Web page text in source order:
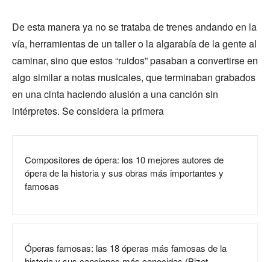
De esta manera ya no se trataba de trenes andando en la
vía, herramientas de un taller o la algarabía de la gente al
caminar, sino que estos “ruidos” pasaban a convertirse en
algo similar a notas musicales, que terminaban grabados
en una cinta haciendo alusión a una canción sin
intérpretes. Se considera la primera
Compositores de ópera: los 10 mejores autores de
ópera de la historia y sus obras más importantes y
famosas
Óperas famosas: las 18 óperas más famosas de la